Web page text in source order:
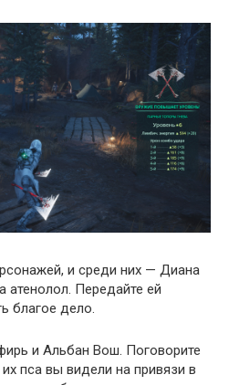
и среди них — Диана
атенолол. Передайте ей
благое дело.
и Альбан Вош. Поговорите
пса вы видели на привязи в